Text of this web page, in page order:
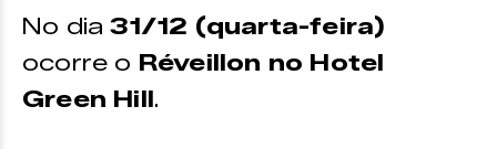
Contato
(32) 99163-0065
No dia 31/12 (quarta-feira)
ocorre o Réveillon no Hotel
Green Hill.